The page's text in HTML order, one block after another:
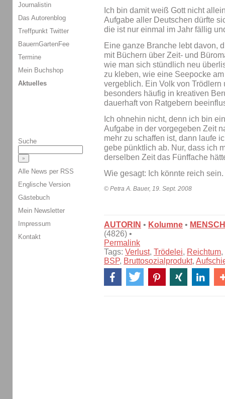
Ich bin damit weiß Gott nicht
Aufgabe aller Deutschen dürfte
die ist nur einmal im Jahr fällig
Eine ganze Branche lebt davon,
mit Büchern über Zeit- und
wie man sich stündlich neu
zu kleben, wie eine Seepocke
vergeblich. Ein Volk von Trödlern
besonders häufig in kreativen
dauerhaft von Ratgebern
Ich ohnehin nicht, denn ich bin
Aufgabe in der vorgegeben Zeit
mehr zu schaffen ist, dann laufe
gebe pünktlich ab. Nur, dass ich
derselben Zeit das Fünffache
Wie gesagt: Ich könnte reich
© Petra A. Bauer, 19. Sept. 2008
AUTORIN • Kolumne •
(4826) •
Permalink
Tags: Verlust, Trödelei, Reichtum,
BSP, Bruttosozialprodukt,
Journalistin
Das Autorenblog
Treffpunkt Twitter
BauernGartenFee
Termine
Mein Buchshop
Aktuelles
Suche
Alle News per RSS
Englische Version
Gästebuch
Mein Newsletter
Impressum
Kontakt